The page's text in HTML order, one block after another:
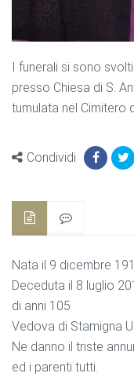
I funerali si sono
presso Chiesa di S.
tumulata nel Cimitero
Condividi
Nata il 9 dicembre
Deceduta il 8 luglio
di anni 105
Vedova di Stamigna
Ne danno il triste
ed i parenti tutti.